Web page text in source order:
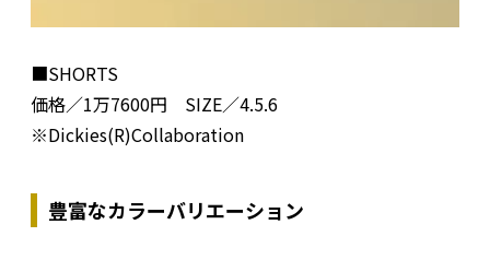
■SHORTS
価格／1万7600円 SIZE／4.5.6
※Dickies(R)Collaboration
豊富なカラーバリエーション